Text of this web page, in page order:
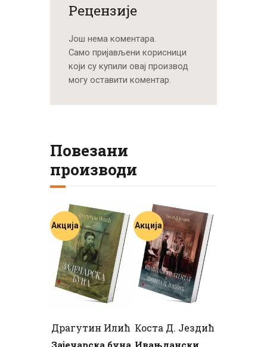
Рецензије
Још нема коментара.
Само пријављени корисници
који су купили овај производ
могу оставити коментар.
Повезани
производи
Акција
Драгутин Илић
Акција
Коста Д. Јездић